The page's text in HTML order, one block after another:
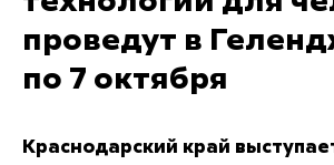
проведут в
по 7 октября
Краснодарский край